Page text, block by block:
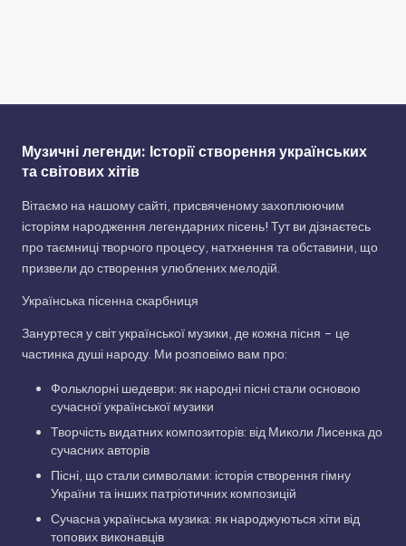
Музичні легенди: Історії створення українських
та світових хітів
Вітаємо на нашому сайті, присвяченому захоплюючим
історіям народження легендарних пісень! Тут ви дізнаєтесь
про таємниці творчого процесу, натхнення та обставини, що
призвели до створення улюблених мелодій.
Українська пісенна скарбниця
Зануртеся у світ української музики, де кожна пісня – це
частинка душі народу. Ми розповімо вам про:
Фольклорні шедеври: як народні пісні стали основою
сучасної української музики
Творчість видатних композиторів: від Миколи Лисенка до
сучасних авторів
Пісні, що стали символами: історія створення гімну
України та інших патріотичних композицій
Сучасна українська музика: як народжуються хіти від
топових виконавців